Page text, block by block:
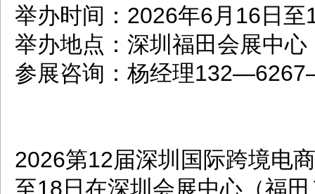
举办时间：2026年6月16日至
举办地点：深圳福田会展中心
参展咨询：杨经理
2026第12届深圳国际跨境电
至18日在深圳会展中心（福